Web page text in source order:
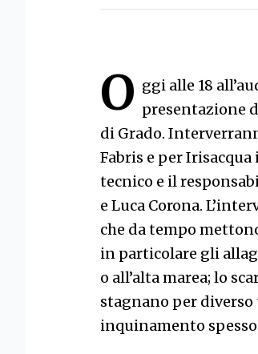
O ggi alle 18
presentazione
di Grado.
Fabris e per
tecnico e il
e Luca Corona.
che da tempo
in particolare gli
o all’alta marea; lo
stagnano per
inquinamento